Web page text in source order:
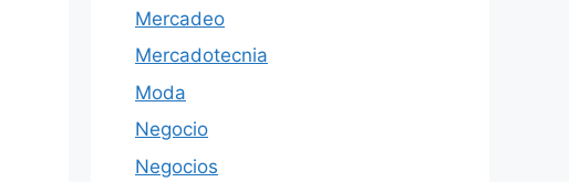
Mercadeo
Mercadotecnia
Moda
Negocio
Negocios